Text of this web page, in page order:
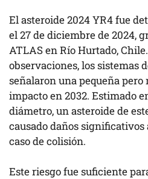
El asteroide 2024 YR4 fue
el 27 de diciembre de 2024,
ATLAS en Río Hurtado,
observaciones, los sistemas
señalaron una pequeña
impacto en 2032. Estimado
diámetro, un asteroide de
causado daños
caso de colisión.
Este riesgo fue suficiente